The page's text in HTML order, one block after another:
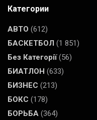
Категории
АВТО (612)
БАСКЕТБОЛ (1 851)
Без Категорії(56)
БИАТЛОН (633)
БИЗНЕС (213)
БОКС (178)
БОРЬБА (364)